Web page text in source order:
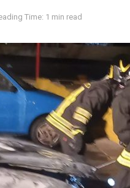
Time: 1 min read